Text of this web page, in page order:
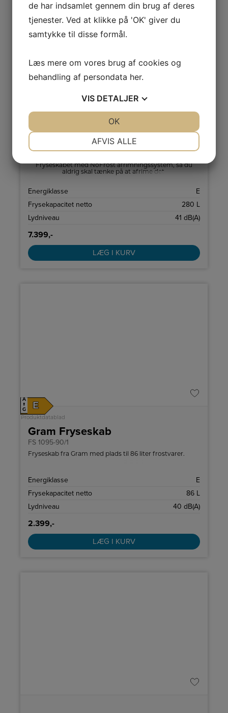
Produktdatablad
Gram Fryseskab FS 481864 N X
FS 481864 N X (v)/1
Fryseskabet med NoFrost afrimningssystem, så du
aldrig skal tænke på at afrime det.
Energiklasse
E
Frysekapacitet netto
280 L
Lydniveau
41 dB(A)
7.399,-
LÆG I KURV
A
↑
G
E
Produktdatablad
Gram Fryseskab
FS 1095-90/1
Fryseskab fra Gram med plads til 86 liter frostvarer.
Energiklasse
E
Frysekapacitet netto
86 L
Lydniveau
40 dB(A)
2.399,-
LÆG I KURV
de har indsamlet gennem din brug af deres
tjenester. Ved at klikke på 'OK' giver du
samtykke til disse formål.
Læs mere om vores brug af cookies og
behandling af persondata her.
VIS DETALJER
MARKETING STATISTIK
AFVIS ALLE
OK